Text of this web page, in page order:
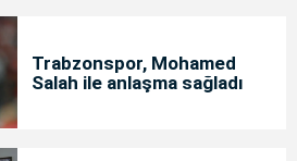
Trabzonspor, Mohamed
Salah ile anlaşma sağladı